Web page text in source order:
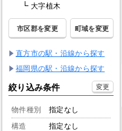
大字植木
市区郡を変更 町域を変更
直方市の駅・沿線から探す
福岡県の駅・沿線から探す
絞り込み条件 変更
物件種別
指定なし
構造
指定なし